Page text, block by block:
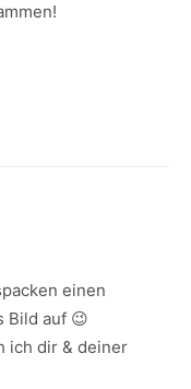
einen
Bild auf 😉
ich dir & deiner